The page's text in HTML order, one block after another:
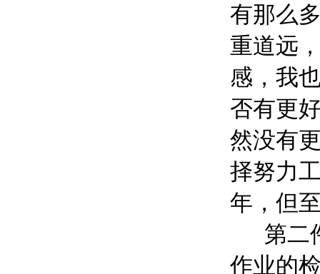
有那么
重道远
感，我
否有更
然没有
择努力
年，但
第二
作业的